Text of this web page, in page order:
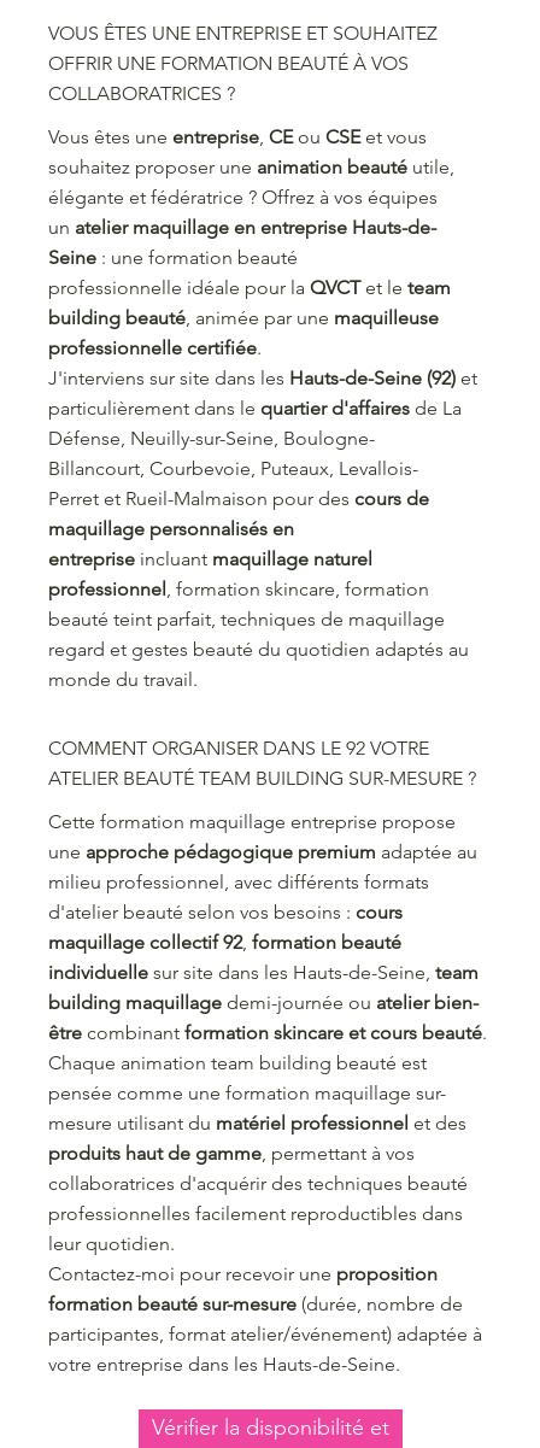
VOUS ÊTES UNE ENTREPRISE ET SOUHAITEZ
OFFRIR UNE FORMATION BEAUTÉ À VOS
COLLABORATRICES ?
Vous êtes uneentreprise ,CEouCSEet vous
souhaitez proposer une animation beauté utile,
élégante et fédératrice ? Offrez à vos équipes
un atelier maquillage en entreprise Hauts-de-
Seine : une formation beauté
professionnelle idéale pour laQVCTet leteam
building beauté , animée par une maquilleuse
professionnelle certifiée.
J'interviens sur site dans les Hauts-de-Seine (92) et
particulièrement dans lequartier d'affaires de La
Défense, Neuilly-sur-Seine, Boulogne-
Billancourt, Courbevoie, Puteaux, Levallois-
Perret et Rueil-Malmaison pour des cours de
maquillage personnalisés en
entreprise incluant maquillage naturel
professionnel , formation skincare, formation
beauté teint parfait, techniques de maquillage
regard et gestes beauté du quotidien adaptés au
monde du travail.
COMMENT ORGANISER DANS LE 92 VOTRE
ATELIER BEAUTÉ TEAM BUILDING SUR-MESURE ?
Cette formation maquillage entreprise propose
une approche pédagogique premium adaptée au
milieu professionnel, avec différents formats
d'atelier beauté selon vos besoins : cours
maquillage collectif 92,formation beauté
individuellesur site dans les Hauts-de-Seine,team
building maquillagedemi-journée ou atelier bien-
être combinantformation skincare et cours beauté.
Chaque animation team building beauté est
pensée comme une formation maquillage sur-
mesure utilisant du matériel professionnel et des
produits haut de gamme, permettant à vos
collaboratrices d'acquérir des techniques beauté
professionnelles facilement reproductibles dans
leur quotidien.
Contactez-moi pour recevoir une proposition
formation beauté sur-mesure (durée, nombre de
participantes, format atelier/événement) adaptée à
votre entreprise dans les Hauts-de-Seine.
Vérifier la disponibilité et